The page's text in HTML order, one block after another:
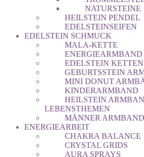
NATURSTEINE
HEILSTEIN PENDEL
EDELSTEINSEIFEN
EDELSTEIN SCHMUCK
MALA-KETTE
ENERGIEARMBAND
EDELSTEIN KETTEN
GEBURTSSTEIN
MINI DONUT
KINDERARMBAND
HEILSTEIN
LEBENSTHEMEN
MÄNNER ARMBAND
ENERGIEARBEIT
CHAKRA BALANCE
CRYSTAL GRIDS
AURA SPRAYS